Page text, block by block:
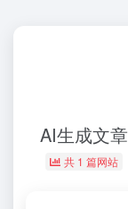
AI生成文章
共 1 篇网站